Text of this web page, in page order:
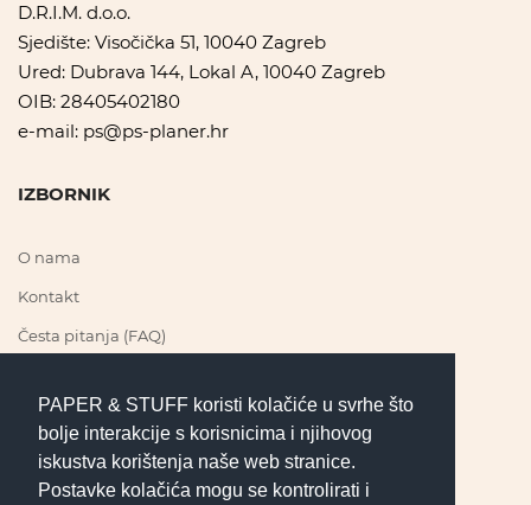
PAPER & STUFF koristi kolačiće u svrhe što
bolje interakcije s korisnicima i njihovog
iskustva korištenja naše web stranice.
Postavke kolačića mogu se kontrolirati i
D.R.I.M. d.o.o.
Sjedište: Visočička 51, 10040 Zagreb
Ured: Dubrava 144, Lokal A, 10040 Zagreb
OIB: 28405402180
e-mail: ps@ps-planer.hr
IZBORNIK
O nama
Kontakt
Česta pitanja (FAQ)
PRATI NAS